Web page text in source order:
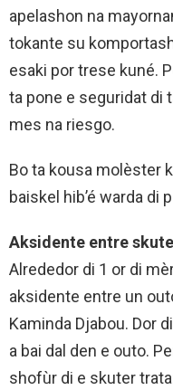
apelashon na
tokante su
esaki por trese kuné.
ta pone e seguridat di
mes na riesgo.
Bo ta kousa molèster
baiskel hib’é warda di
Aksidente entre
Alrededor di 1 or di
aksidente entre un
Kaminda Djabou. Dor
a bai dal den e outo.
shofùr di e skuter